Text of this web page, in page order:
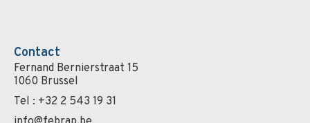
Contact
Fernand Bernierstraat 15
1060 Brussel
Tel : +32 2 543 19 31